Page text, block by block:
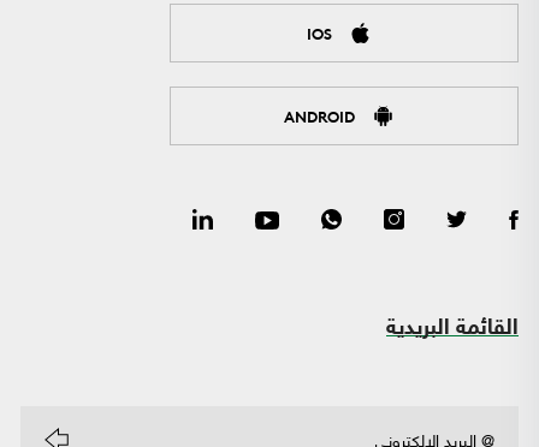
IOS
ANDROID
القائمة البريدية